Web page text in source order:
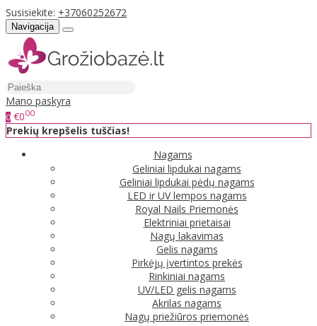
Susisiekite: +37060252672
Navigacija
Mano paskyra
0 €000
Prekių krepšelis tuščias!
Nagams
Geliniai lipdukai nagams
Geliniai lipdukai pėdų nagams
LED ir UV lempos nagams
Royal Nails Priemonės
Elektriniai prietaisai
Nagų lakavimas
Gelis nagams
Pirkėjų įvertintos prekės
Rinkiniai nagams
UV/LED gelis nagams
Akrilas nagams
Nagų priežiūros priemonės